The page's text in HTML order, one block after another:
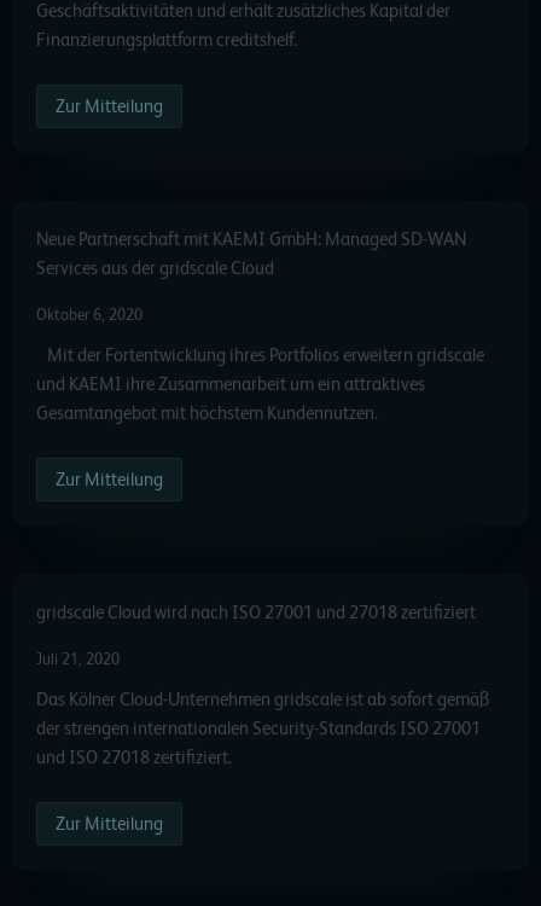
Geschäftsaktivitäten und erhält zusätzliches Kapital der
Finanzierungsplattform creditshelf.
Zur Mitteilung
Neue Partnerschaft mit KAEMI GmbH: Managed SD-WAN
Services aus der gridscale Cloud
Oktober 6, 2020
Mit der Fortentwicklung ihres Portfolios erweitern gridscale
und KAEMI ihre Zusammenarbeit um ein attraktives
Gesamtangebot mit höchstem Kundennutzen.
Zur Mitteilung
gridscale Cloud wird nach ISO 27001 und 27018 zertifiziert
Juli 21, 2020
Das Kölner Cloud-Unternehmen gridscale ist ab sofort gemäß
der strengen internationalen Security-Standards ISO 27001
und ISO 27018 zertifiziert.
Zur Mitteilung